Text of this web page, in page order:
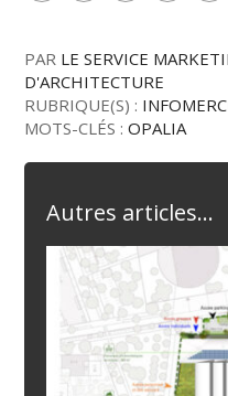
PAR LE SERVICE
D'ARCHITECTURE
RUBRIQUE(S) :
MOTS-CLÉS :OPALIA
Autres articles...